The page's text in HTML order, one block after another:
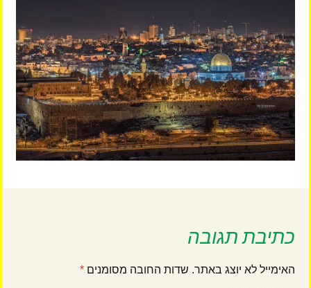
כתיבת תגובה
האימייל לא יוצג באתר. שדות החובה מסומנים *